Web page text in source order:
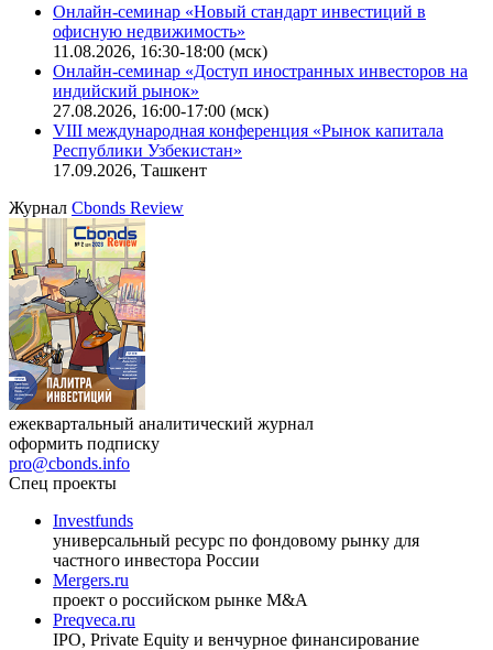
Онлайн-семинар «Новый стандарт инвестиций в
офисную недвижимость»
11.08.2026, 16:30-18:00 (мск)
Онлайн-семинар «Доступ иностранных инвесторов на
индийский рынок»
27.08.2026, 16:00-17:00 (мск)
VIII международная конференция «Рынок капитала
Республики Узбекистан»
17.09.2026, Ташкент
Журнал Cbonds Review
ежеквартальный аналитический журнал
оформить подписку
pro@cbonds.info
Спец проекты
Investfunds
универсальный ресурс по фондовому рынку для
частного инвестора России
Mergers.ru
проект о российском рынке M&A
Preqveca.ru
IPO, Private Equity и венчурное финансирование